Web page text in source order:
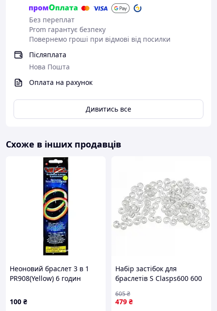
Без переплат
Prom гарантує безпеку
Повернемо гроші при відмові від посилки
Післяплата
Нова Пошта
Оплата на рахунок
Дивитись все
Схоже в інших продавців
Неоновий браслет 3 в 1
PR908(Yellow) 6 годин
100 ₴
Набір застібок для
браслетів S Clasps600 600
479 ₴
605₴